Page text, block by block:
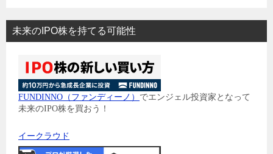
未来のIPO株を持てる可能性
FUNDINNO（ファンディーノ） でエンジェル投資家となって
未来のIPO株を買おう！
イークラウド